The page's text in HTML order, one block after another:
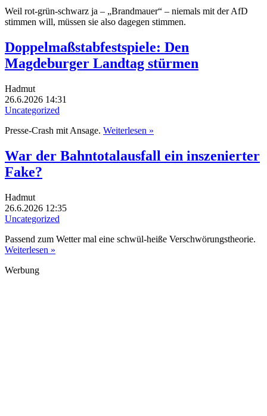
Weil rot-grün-schwarz ja – „Brandmauer“ – niemals mit der AfD
stimmen will, müssen sie also dagegen stimmen.
Doppelmaßstabfestspiele: Den
Magdeburger Landtag stürmen
Hadmut
26.6.2026 14:31
Uncategorized
Presse-Crash mit Ansage. Weiterlesen »
War der Bahntotalausfall ein inszenierter
Fake?
Hadmut
26.6.2026 12:35
Uncategorized
Passend zum Wetter mal eine schwül-heiße Verschwörungstheorie.
Weiterlesen »
Werbung